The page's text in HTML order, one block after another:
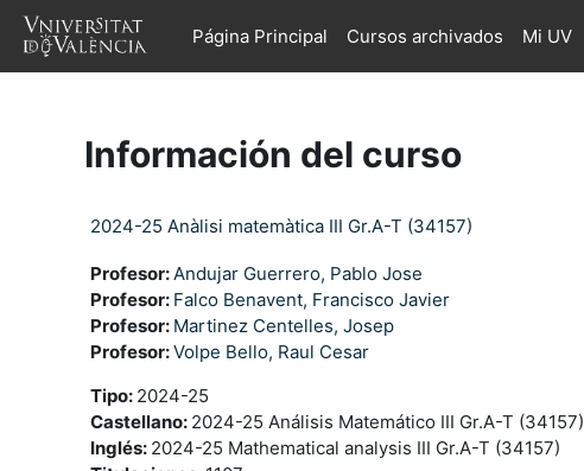
Salta al contenido principal
Página Principal
Cursos archivados Mi UV
Información del curso
2024-25 Anàlisi matemàtica III Gr.A-T (34157)
Profesor:Andujar Guerrero, Pablo Jose
Profesor: Falco Benavent, Francisco Javier
Profesor: Martinez Centelles, Josep
Profesor:Volpe Bello, Raul Cesar
Tipo: 2024-25
Castellano: 2024-25 Análisis Matemático III Gr.A-T (34157)
Inglés: 2024-25 Mathematical analysis III Gr.A-T (34157)